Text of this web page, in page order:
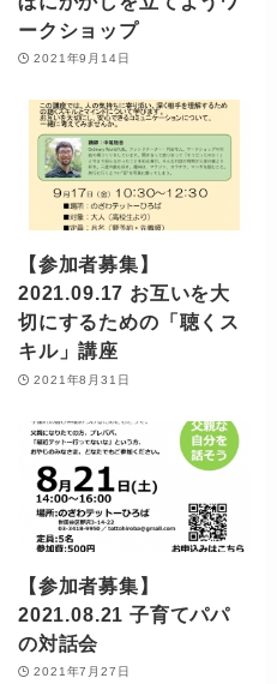
ークショップ
2021年9月14日
【参加者募集】
2021.09.17 お互いを大
切にするための「聴くス
キル」講座
2021年8月31日
【参加者募集】
2021.08.21 子育てパパ
の対話会
2021年7月27日